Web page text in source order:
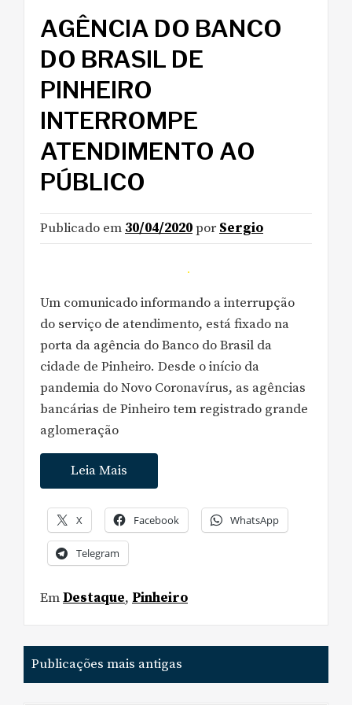
AGÊNCIA DO BANCO
DO BRASIL DE
PINHEIRO
INTERROMPE
ATENDIMENTO AO
PÚBLICO
Publicado em 30/04/2020por Sergio
Um comunicado informando a interrupção
do serviço de atendimento, está fixado na
porta da agência do Banco do Brasil da
cidade de Pinheiro. Desde o início da
pandemia do Novo Coronavírus, as agências
bancárias de Pinheiro tem registrado grande
aglomeração
Leia Mais
X Facebook WhatsApp
Telegram
EmDestaque, Pinheiro
Navegação
por
Publicações mais antigas